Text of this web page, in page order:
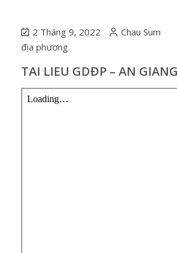
2 Tháng 9, 2022 Chau Sum
địa phương
TAI LIEU GDĐP – AN